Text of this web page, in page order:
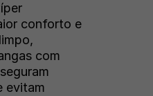
conforto e
com
evitam